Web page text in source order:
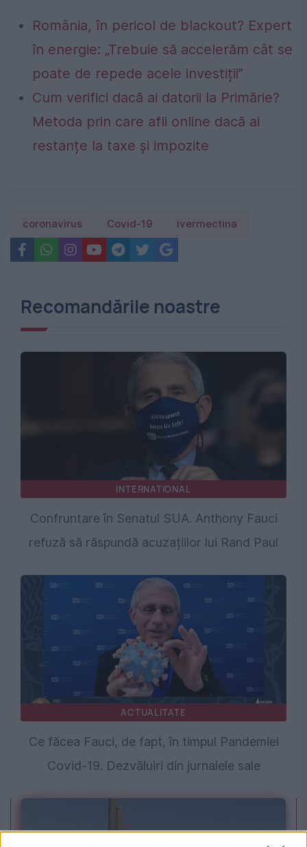
România, în pericol de blackout? Expert
în energie: „Trebuie să accelerăm cât se
poate de repede acele investiții”
Cum verifici dacă ai datorii la Primărie?
Metoda prin care afli online dacă ai
restanțe la taxe și impozite
coronavirus Covid-19 ivermectina
Recomandările noastre
INTERNATIONAL
Confruntare în Senatul SUA. Anthony Fauci
refuză să răspundă acuzațiilor lui Rand Paul
ACTUALITATE
Ce făcea Fauci, de fapt, în timpul Pandemiei
Covid-19. Dezvăluiri din jurnalele sale